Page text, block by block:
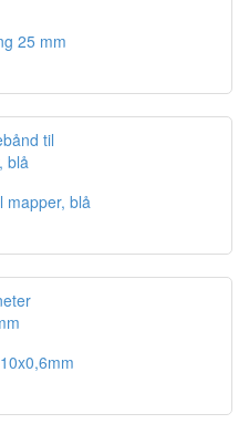
25 mm
mapper, blå